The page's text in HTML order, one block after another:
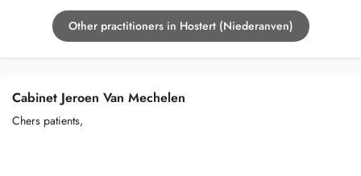
Other practitioners in Hostert (Niederanven)
Cabinet Jeroen Van Mechelen
Chers patients,